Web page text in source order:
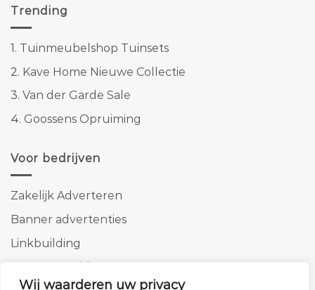
Wij waarderen uw privacy
Trending
1. Tuinmeubelshop Tuinsets
2. Kave Home Nieuwe Collectie
3. Van der Garde Sale
4. Goossens Opruiming
Voor bedrijven
Zakelijk Adverteren
Banner advertenties
Linkbuilding